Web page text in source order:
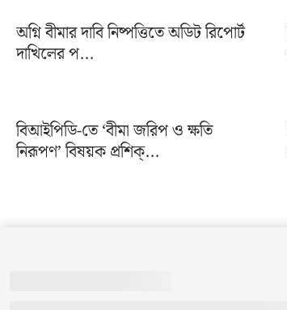
অগ্নি বীমার দাবি নিষ্পত্তিতে অডিট রিপোর্ট
দাখিলের প...
বিআইপিডি-তে ‘বীমা জরিপ ও ক্ষতি
নিরূপণ’ বিষয়ক প্রশিক্...